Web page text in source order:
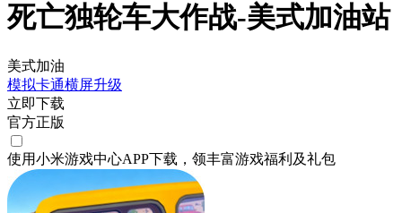
死亡独轮车大作战-美式加油站
美式加油
模拟卡通横屏升级
立即下载
官方正版
使用小米游戏中心APP下载 ，领丰富游戏福利 及礼包